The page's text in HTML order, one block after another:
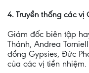
4. Truyền thống các
Giám đốc biên tập
Thánh, Andrea
đồng Gypsies, Đức
của các vị tiền nhiệm.